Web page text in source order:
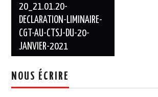
des
articles
20_21.01.20-
DECLARATION-LIMINAIRE-
CGT-AU-CTSJ-DU-20-
JANVIER-2021
NOUS ÉCRIRE